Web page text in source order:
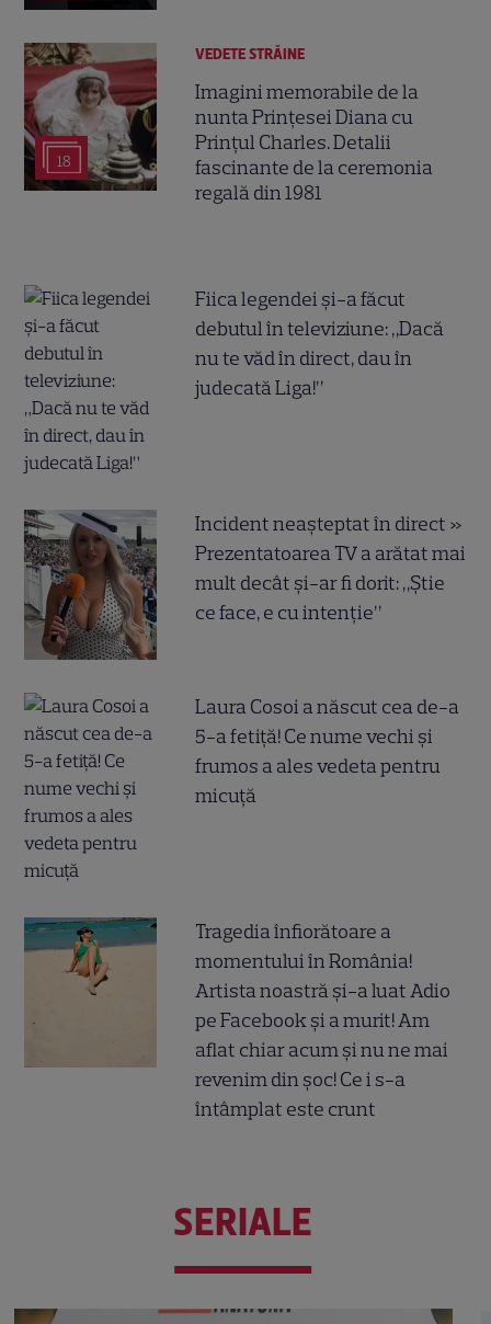
18
VEDETE STRĂINE
Imagini memorabile de la
nunta Prințesei Diana cu
Prințul Charles. Detalii
fascinante de la ceremonia
regală din 1981
Fiica legendei și-a făcut
debutul în televiziune: „Dacă
nu te văd în direct, dau în
judecată Liga!”
Incident neașteptat în direct »
Prezentatoarea TV a arătat mai
mult decât și-ar fi dorit: „Știe
ce face, e cu intenție”
Laura Cosoi a născut cea de-a
5-a fetiță! Ce nume vechi și
frumos a ales vedeta pentru
micuță
Tragedia înfiorătoare a
momentului în România!
Artista noastră și-a luat Adio
pe Facebook și a murit! Am
aflat chiar acum și nu ne mai
revenim din șoc! Ce i s-a
întâmplat este crunt
SERIALE